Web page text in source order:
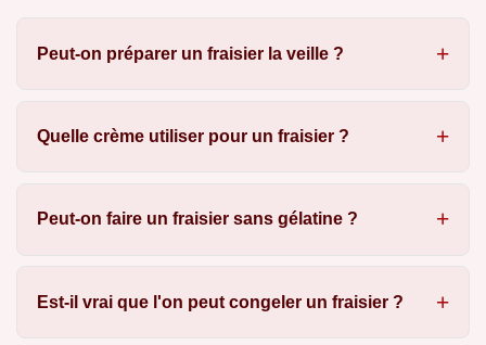
Peut-on préparer un fraisier la veille ?
Quelle crème utiliser pour un fraisier ?
Peut-on faire un fraisier sans gélatine ?
Est-il vrai que l'on peut congeler un fraisier ?